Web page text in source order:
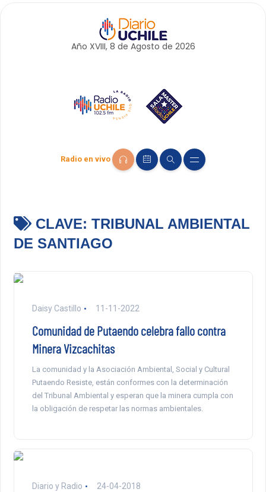
Año XVIII, 8 de Agosto de 2026
Radio en vivo
CLAVE: TRIBUNAL AMBIENTAL
DE SANTIAGO
Daisy Castillo 11-11-2022
Comunidad de Putaendo celebra fallo contra
Minera Vizcachitas
La comunidad y la Asociación Ambiental, Social y Cultural
Putaendo Resiste, están conformes con la determinación
del Tribunal Ambiental y esperan que la minera cumpla con
la obligación de respetar las normas ambientales.
Diario y Radio 24-04-2018